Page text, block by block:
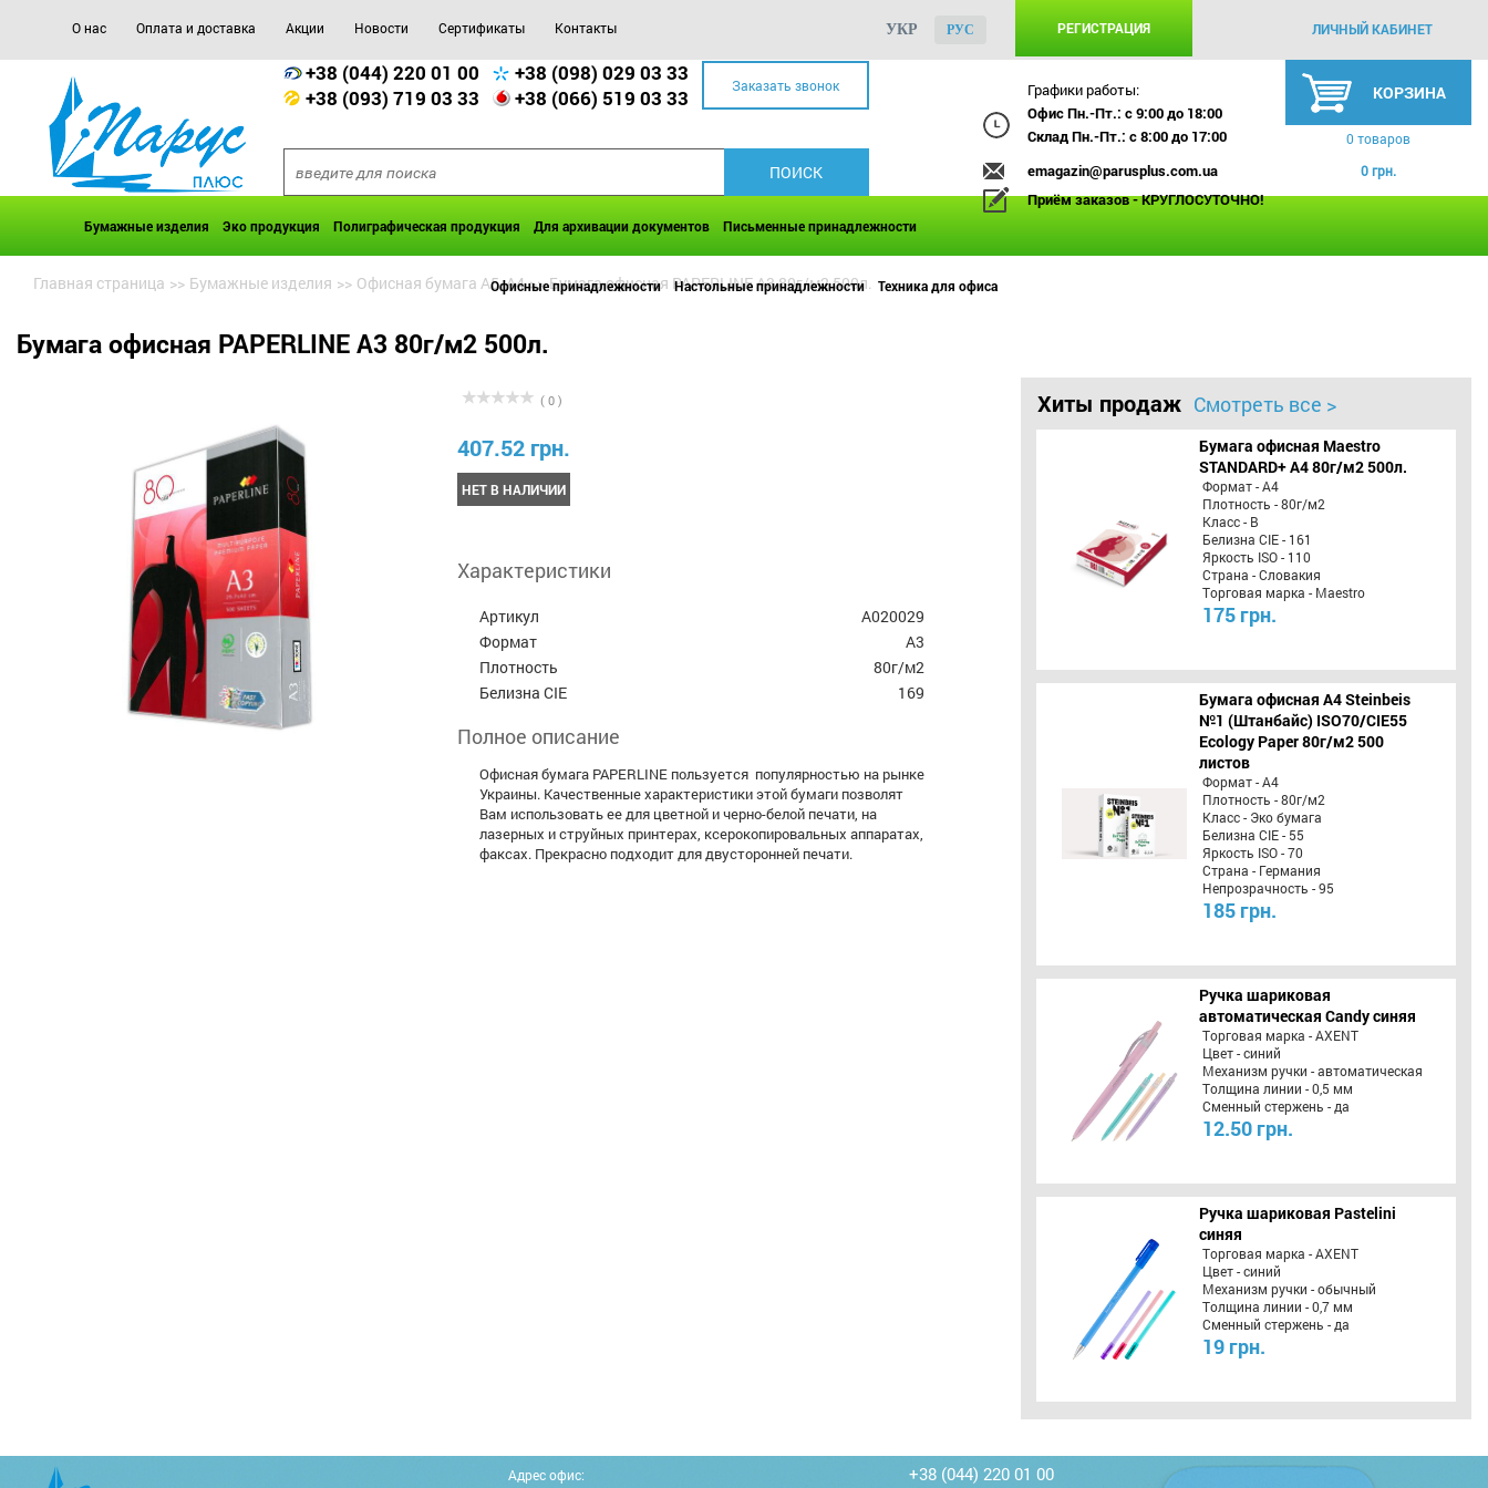
О нас Оплата и доставка Акции Новости Сертификаты Контакты РЕГИСТРАЦИЯ ЛИЧНЫЙ КАБИНЕТ
УКР РУС
+38 (044) 220 01 00
+38 (098) 029 03 33
+38 (093) 719 03 33
+38 (066) 519 03 33 Заказать звонок
Графики работы:
Офис Пн.-Пт.: с 9:00 до 18:00
Склад Пн.-Пт.: с 8:00 до 17:00
emagazin@parusplus.com.ua
Приём заказов - КРУГЛОСУТОЧНО!
КОРЗИНА
0 товаров
0 грн.
Бумажные изделия Эко продукция Полиграфическая продукция Для архивации документов Письменные принадлежности
Офисные принадлежности Настольные принадлежности Техника для офиса
Главная страница >> Бумажные изделия >> Офисная бумага А5, А4 >> Бумага офисная PAPERLINE А3 80г/м2 500л.
Бумага офисная PAPERLINE А3 80г/м2 500л.
( 0 )
407.52 грн.
НЕТ В НАЛИЧИИ
Характеристики
Артикул
А020029
Формат
А3
Плотность
80г/м2
Белизна CIE
169
Полное описание
Офисная бумага PAPERLINE пользуется популярностью на рынке
Украины. Качественные характеристики этой бумаги позволят
Вам использовать ее для цветной и черно-белой печати, на
лазерных и струйных принтерах, ксерокопировальных аппаратах,
факсах. Прекрасно подходит для двусторонней печати.
Хиты продаж Смотреть все >
Бумага офисная Maestro
STANDARD+ А4 80г/м2 500л.
Формат - А4
Плотность - 80г/м2
Класс - B
Белизна CIE - 161
Яркость ISO - 110
Страна - Словакия
Торговая марка - Maestro
175 грн.
Бумага офисная A4 Steinbeis
№1 (Штанбайс) ISO70/СІЕ55
Ecology Paper 80г/м2 500
листов
Формат - А4
Плотность - 80г/м2
Класс - Эко бумага
Белизна CIE - 55
Яркость ISO - 70
Страна - Германия
Непрозрачность - 95
185 грн.
Ручка шариковая
автоматическая Candy синяя
Торговая марка - AXENT
Цвет - синий
Механизм ручки - автоматическая
Толщина линии - 0,5 мм
Сменный стержень - да
12.50 грн.
Ручка шариковая Pastelini
синяя
Торговая марка - AXENT
Цвет - синий
Механизм ручки - обычный
Толщина линии - 0,7 мм
Сменный стержень - да
19 грн.
Адрес офис:
+38 (044) 220 01 00